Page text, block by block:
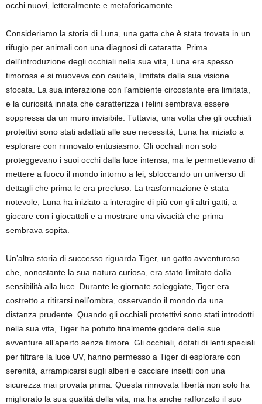
occhi nuovi, letteralmente e metaforicamente.
Consideriamo la storia di Luna, una gatta che è stata trovata in un
rifugio per animali con una diagnosi di cataratta. Prima
dell’introduzione degli occhiali nella sua vita, Luna era spesso
timorosa e si muoveva con cautela, limitata dalla sua visione
sfocata. La sua interazione con l’ambiente circostante era limitata,
e la curiosità innata che caratterizza i felini sembrava essere
soppressa da un muro invisibile. Tuttavia, una volta che gli occhiali
protettivi sono stati adattati alle sue necessità, Luna ha iniziato a
esplorare con rinnovato entusiasmo. Gli occhiali non solo
proteggevano i suoi occhi dalla luce intensa, ma le permettevano di
mettere a fuoco il mondo intorno a lei, sbloccando un universo di
dettagli che prima le era precluso. La trasformazione è stata
notevole; Luna ha iniziato a interagire di più con gli altri gatti, a
giocare con i giocattoli e a mostrare una vivacità che prima
sembrava sopita.
Un’altra storia di successo riguarda Tiger, un gatto avventuroso
che, nonostante la sua natura curiosa, era stato limitato dalla
sensibilità alla luce. Durante le giornate soleggiate, Tiger era
costretto a ritirarsi nell’ombra, osservando il mondo da una
distanza prudente. Quando gli occhiali protettivi sono stati introdotti
nella sua vita, Tiger ha potuto finalmente godere delle sue
avventure all’aperto senza timore. Gli occhiali, dotati di lenti speciali
per filtrare la luce UV, hanno permesso a Tiger di esplorare con
serenità, arrampicarsi sugli alberi e cacciare insetti con una
sicurezza mai provata prima. Questa rinnovata libertà non solo ha
migliorato la sua qualità della vita, ma ha anche rafforzato il suo